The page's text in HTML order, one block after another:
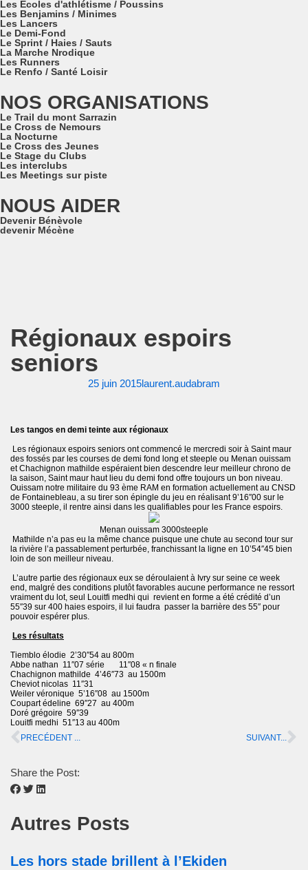
Les Ecoles d'athlétisme / Poussins
Les Benjamins / Minimes
Les Lancers
Le Demi-Fond
Le Sprint / Haies / Sauts
La Marche Nrodique
Les Runners
Le Renfo / Santé Loisir
NOS ORGANISATIONS
Le Trail du mont Sarrazin
Le Cross de Nemours
La Nocturne
Le Cross des Jeunes
Le Stage du Clubs
Les interclubs
Les Meetings sur piste
NOUS AIDER
Devenir Bénèvole
devenir Mécène
Régionaux espoirs
seniors
25 juin 2015laurent.audabram
Les tangos en demi teinte aux régionaux
Les régionaux espoirs seniors ont commencé le mercredi soir à Saint maur
des fossés par les courses de demi fond long et steeple ou Menan ouissam
et Chachignon mathilde espéraient bien descendre leur meilleur chrono de
la saison, Saint maur haut lieu du demi fond offre toujours un bon niveau.
Ouissam notre militaire du 93 ème RAM en formation actuellement au CNSD
de Fontainebleau, a su tirer son épingle du jeu en réalisant 9’16″00 sur le
3000 steeple, il rentre ainsi dans les qualifiables pour les France espoirs.
Menan ouissam 3000steeple
Mathilde n’a pas eu la même chance puisque une chute au second tour sur
la rivière l’a passablement perturbée, franchissant la ligne en 10’54″45 bien
loin de son meilleur niveau.
L’autre partie des régionaux eux se déroulaient à Ivry sur seine ce week
end, malgré des conditions plutôt favorables aucune performance ne ressort
vraiment du lot, seul Louitfi medhi qui revient en forme a été crédité d’un
55″39 sur 400 haies espoirs, il lui faudra passer la barrière des 55″ pour
pouvoir espérer plus.
Les résultats
Tiemblo élodie 2’30″54 au 800m
Abbe nathan 11″07 série 11″08 « n finale
Chachignon mathilde 4’46″73 au 1500m
Cheviot nicolas 11″31
Weiler véronique 5’16″08 au 1500m
Coupart édeline 69″27 au 400m
Doré grégoire 59″39
Louitfi medhi 51″13 au 400m
PRECÉDENT ...
SUIVANT...
Share the Post:
Autres Posts
Les hors stade brillent à l’Ekiden